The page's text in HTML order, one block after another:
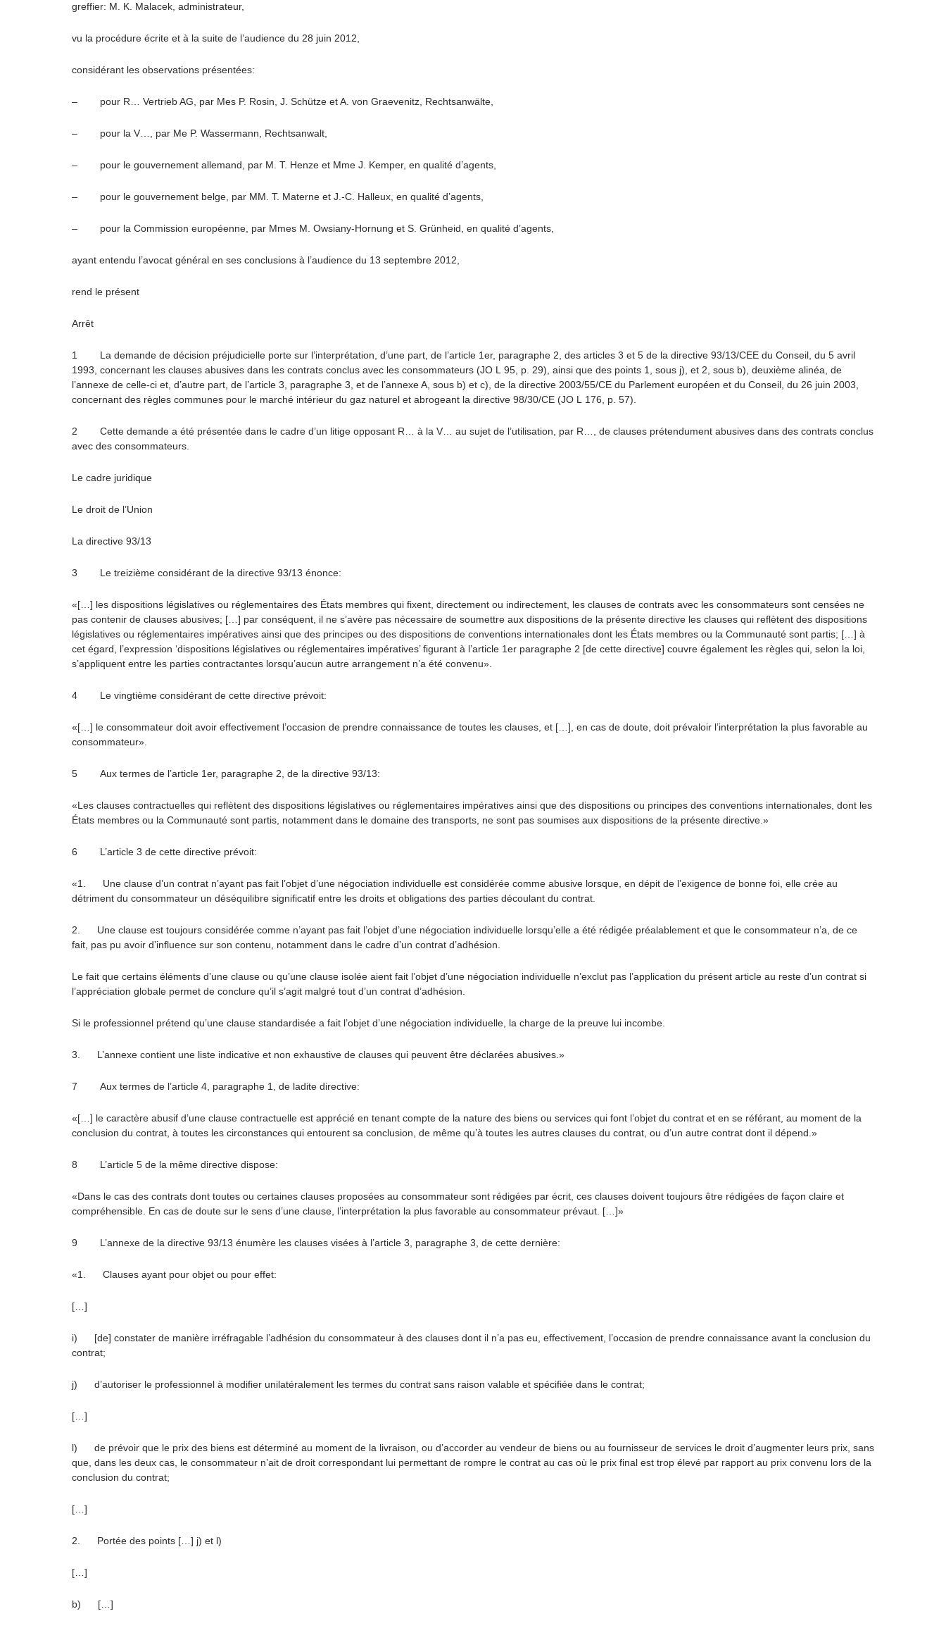
greffier: M. K. Malacek, administrateur,
vu la procédure écrite et à la suite de l’audience du 28 juin 2012,
considérant les observations présentées:
– pour R… Vertrieb AG, par Mes P. Rosin, J. Schütze et A. von Graevenitz, Rechtsanwälte,
– pour la V…, par Me P. Wassermann, Rechtsanwalt,
– pour le gouvernement allemand, par M. T. Henze et Mme J. Kemper, en qualité d’agents,
– pour le gouvernement belge, par MM. T. Materne et J.-C. Halleux, en qualité d’agents,
– pour la Commission européenne, par Mmes M. Owsiany-Hornung et S. Grünheid, en qualité d’agents,
ayant entendu l’avocat général en ses conclusions à l’audience du 13 septembre 2012,
rend le présent
Arrêt
1 La demande de décision préjudicielle porte sur l’interprétation, d’une part, de l’article 1er, paragraphe 2, des articles 3 et 5 de la directive 93/13/CEE du Conseil, du 5 avril
1993, concernant les clauses abusives dans les contrats conclus avec les consommateurs (JO L 95, p. 29), ainsi que des points 1, sous j), et 2, sous b), deuxième alinéa, de
l’annexe de celle-ci et, d’autre part, de l’article 3, paragraphe 3, et de l’annexe A, sous b) et c), de la directive 2003/55/CE du Parlement européen et du Conseil, du 26 juin 2003,
concernant des règles communes pour le marché intérieur du gaz naturel et abrogeant la directive 98/30/CE (JO L 176, p. 57).
2 Cette demande a été présentée dans le cadre d’un litige opposant R… à la V… au sujet de l’utilisation, par R…, de clauses prétendument abusives dans des contrats conclus
avec des consommateurs.
Le cadre juridique
Le droit de l’Union
La directive 93/13
3 Le treizième considérant de la directive 93/13 énonce:
«[…] les dispositions législatives ou réglementaires des États membres qui fixent, directement ou indirectement, les clauses de contrats avec les consommateurs sont censées ne
pas contenir de clauses abusives; […] par conséquent, il ne s’avère pas nécessaire de soumettre aux dispositions de la présente directive les clauses qui reflètent des dispositions
législatives ou réglementaires impératives ainsi que des principes ou des dispositions de conventions internationales dont les États membres ou la Communauté sont partis; […] à
cet égard, l’expression ‘dispositions législatives ou réglementaires impératives’ figurant à l’article 1er paragraphe 2 [de cette directive] couvre également les règles qui, selon la loi,
s’appliquent entre les parties contractantes lorsqu’aucun autre arrangement n’a été convenu».
4 Le vingtième considérant de cette directive prévoit:
«[…] le consommateur doit avoir effectivement l’occasion de prendre connaissance de toutes les clauses, et […], en cas de doute, doit prévaloir l’interprétation la plus favorable au
consommateur».
5 Aux termes de l’article 1er, paragraphe 2, de la directive 93/13:
«Les clauses contractuelles qui reflètent des dispositions législatives ou réglementaires impératives ainsi que des dispositions ou principes des conventions internationales, dont les
États membres ou la Communauté sont partis, notamment dans le domaine des transports, ne sont pas soumises aux dispositions de la présente directive.»
6 L’article 3 de cette directive prévoit:
«1. Une clause d’un contrat n’ayant pas fait l’objet d’une négociation individuelle est considérée comme abusive lorsque, en dépit de l’exigence de bonne foi, elle crée au
détriment du consommateur un déséquilibre significatif entre les droits et obligations des parties découlant du contrat.
2. Une clause est toujours considérée comme n’ayant pas fait l’objet d’une négociation individuelle lorsqu’elle a été rédigée préalablement et que le consommateur n’a, de ce
fait, pas pu avoir d’influence sur son contenu, notamment dans le cadre d’un contrat d’adhésion.
Le fait que certains éléments d’une clause ou qu’une clause isolée aient fait l’objet d’une négociation individuelle n’exclut pas l’application du présent article au reste d’un contrat si
l’appréciation globale permet de conclure qu’il s’agit malgré tout d’un contrat d’adhésion.
Si le professionnel prétend qu’une clause standardisée a fait l’objet d’une négociation individuelle, la charge de la preuve lui incombe.
3. L’annexe contient une liste indicative et non exhaustive de clauses qui peuvent être déclarées abusives.»
7 Aux termes de l’article 4, paragraphe 1, de ladite directive:
«[…] le caractère abusif d’une clause contractuelle est apprécié en tenant compte de la nature des biens ou services qui font l’objet du contrat et en se référant, au moment de la
conclusion du contrat, à toutes les circonstances qui entourent sa conclusion, de même qu’à toutes les autres clauses du contrat, ou d’un autre contrat dont il dépend.»
8 L’article 5 de la même directive dispose:
«Dans le cas des contrats dont toutes ou certaines clauses proposées au consommateur sont rédigées par écrit, ces clauses doivent toujours être rédigées de façon claire et
compréhensible. En cas de doute sur le sens d’une clause, l’interprétation la plus favorable au consommateur prévaut. […]»
9 L’annexe de la directive 93/13 énumère les clauses visées à l’article 3, paragraphe 3, de cette dernière:
«1. Clauses ayant pour objet ou pour effet:
[…]
i) [de] constater de manière irréfragable l’adhésion du consommateur à des clauses dont il n’a pas eu, effectivement, l’occasion de prendre connaissance avant la conclusion du
contrat;
j) d’autoriser le professionnel à modifier unilatéralement les termes du contrat sans raison valable et spécifiée dans le contrat;
[…]
l) de prévoir que le prix des biens est déterminé au moment de la livraison, ou d’accorder au vendeur de biens ou au fournisseur de services le droit d’augmenter leurs prix, sans
que, dans les deux cas, le consommateur n’ait de droit correspondant lui permettant de rompre le contrat au cas où le prix final est trop élevé par rapport au prix convenu lors de la
conclusion du contrat;
[…]
2. Portée des points […] j) et l)
[…]
b) […]